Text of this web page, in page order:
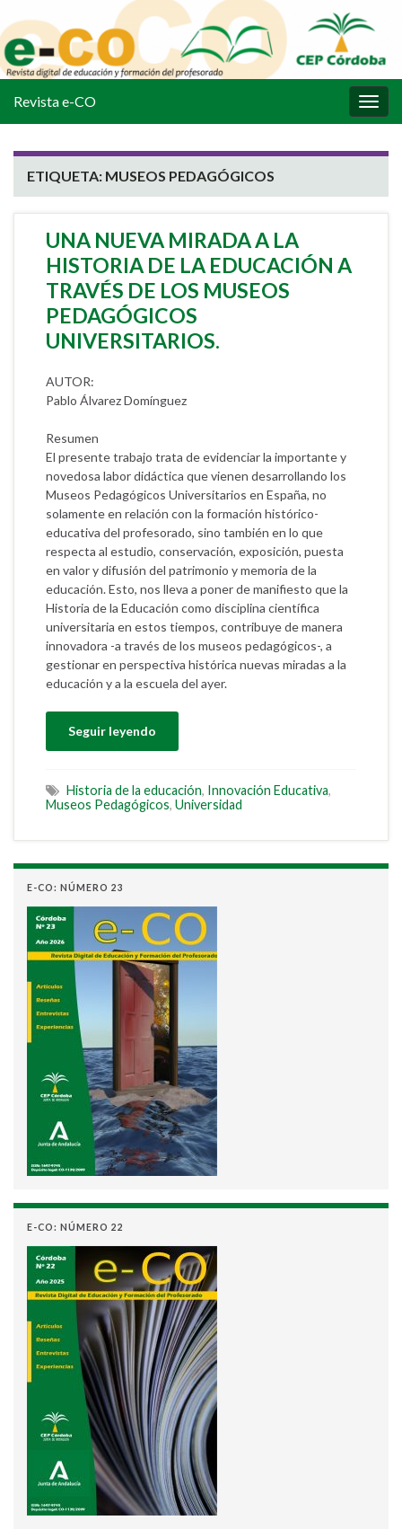
la
Revista e-CO
ETIQUETA: MUSEOS PEDAGÓGICOS
UNA NUEVA MIRADA A LA
HISTORIA DE LA EDUCACIÓN A
TRAVÉS DE LOS MUSEOS
PEDAGÓGICOS
UNIVERSITARIOS.
AUTOR:
Pablo Álvarez Domínguez
Resumen
El presente trabajo trata de evidenciar la importante y
novedosa labor didáctica que vienen desarrollando los
Museos Pedagógicos Universitarios en España, no
solamente en relación con la formación histórico-
educativa del profesorado, sino también en lo que
respecta al estudio, conservación, exposición, puesta
en valor y difusión del patrimonio y memoria de la
educación. Esto, nos lleva a poner de manifiesto que la
Historia de la Educación como disciplina científica
universitaria en estos tiempos, contribuye de manera
innovadora -a través de los museos pedagógicos-, a
gestionar en perspectiva histórica nuevas miradas a la
educación y a la escuela del ayer.
Seguir leyendo
Historia de la educación, Innovación Educativa,
Museos Pedagógicos, Universidad
E-CO: NÚMERO 23
E-CO: NÚMERO 22